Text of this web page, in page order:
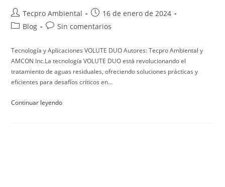
Tecpro Ambiental
16 de enero de 2024
Blog
Sin comentarios
Tecnología y Aplicaciones VOLUTE DUO Autores: Tecpro Ambiental y
AMCON Inc.La tecnología VOLUTE DUO está revolucionando el
tratamiento de aguas residuales, ofreciendo soluciones prácticas y
eficientes para desafíos críticos en…
Continuar leyendo